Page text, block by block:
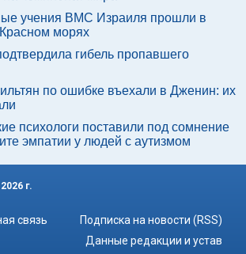
учения ВМС Израиля прошли в
морях
гибель пропавшего
по ошибке въехали в Дженин: их
психологи поставили под сомнение
эмпатии у людей с аутизмом
г.
связь
Подписка на новости (RSS)
Данные редакции и устав